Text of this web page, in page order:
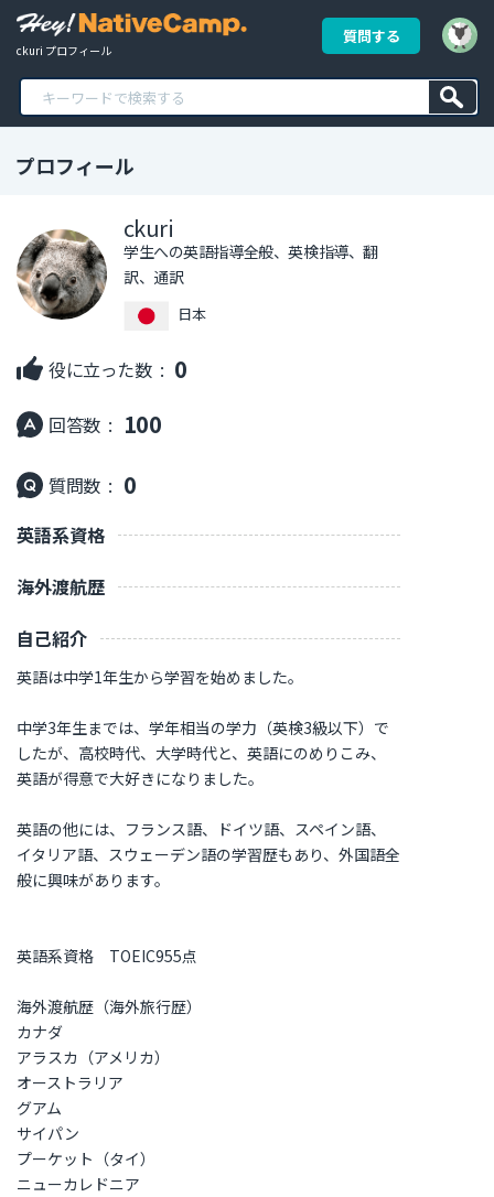
ckuri プロフィール
質問する
プロフィール
ckuri
学生への英語指導全般、英検指導、翻
訳、通訳
日本
役に立った数 : 0
回答数 : 100
質問数 : 0
英語系資格
海外渡航歴
自己紹介
英語は中学1年生から学習を始めました。
中学3年生までは、学年相当の学力（英検3級以下）で
したが、高校時代、大学時代と、英語にのめりこみ、
英語が得意で大好きになりました。
英語の他には、フランス語、ドイツ語、スペイン語、
イタリア語、スウェーデン語の学習歴もあり、外国語全
般に興味があります。
英語系資格 TOEIC955点
海外渡航歴（海外旅行歴）
カナダ
アラスカ（アメリカ）
オーストラリア
グアム
サイパン
プーケット（タイ）
ニューカレドニア